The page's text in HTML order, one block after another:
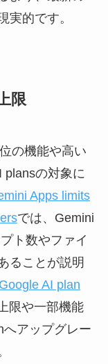
実的です。
限
の機能や高い
plansの対象に
Apps limits
では、Gemini
ト数やファイ
ることが説明
AI plan
限や一部機能
アップグレー